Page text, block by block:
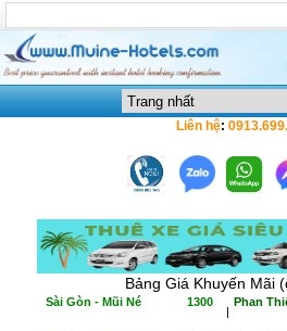
Liên hệ:
Bảng Giá Khuyến Mãi
Sài Gòn - Mũi Né 1300
|
Phan